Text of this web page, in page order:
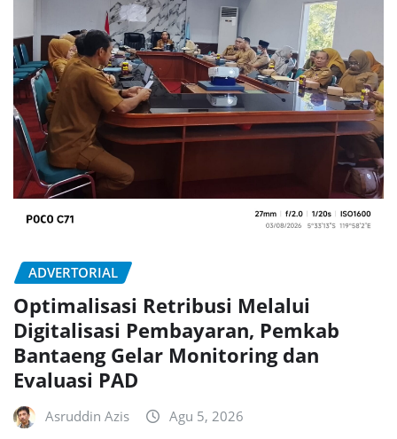
ADVERTORIAL
Optimalisasi Retribusi Melalui
Digitalisasi Pembayaran, Pemkab
Bantaeng Gelar Monitoring dan
Evaluasi PAD
Asruddin Azis Agu 5, 2026